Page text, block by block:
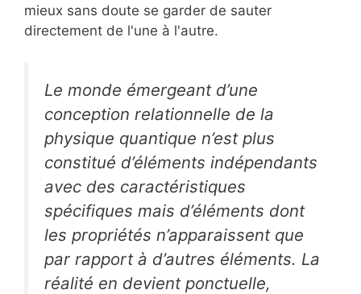
mieux sans doute se garder de sauter
directement de l'une à l'autre.
Le monde émergeant d’une
conception relationnelle de la
physique quantique n’est plus
constitué d’éléments indépendants
avec des caractéristiques
spécifiques mais d’éléments dont
les propriétés n’apparaissent que
par rapport à d’autres éléments. La
réalité en devient ponctuelle,